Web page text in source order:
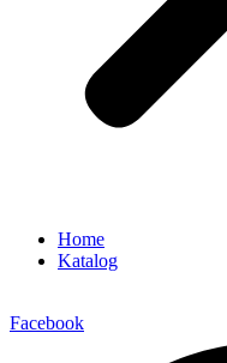
Home
Katalog
Facebook